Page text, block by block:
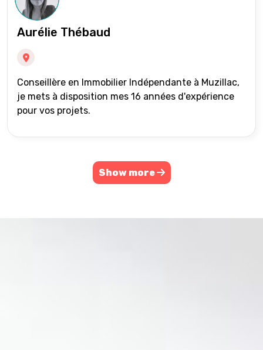
Aurélie Thébaud
Conseillère en Immobilier Indépendante à Muzillac,
je mets à disposition mes 16 années d'expérience
pour vos projets.
Show more